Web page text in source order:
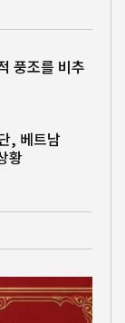
풍조를 비추
, 베트남
황